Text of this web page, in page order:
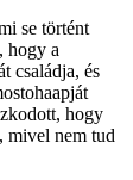
se történt
hogy a
családja, és
hogy
mivel nem tud